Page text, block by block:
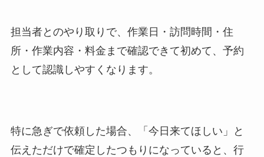
担当者とのやり取りで、作業日・訪問時間・住
所・作業内容・料金まで確認できて初めて、予約
として認識しやすくなります。
特に急ぎで依頼した場合、「今日来てほしい」と
伝えただけで確定したつもりになっていると、行